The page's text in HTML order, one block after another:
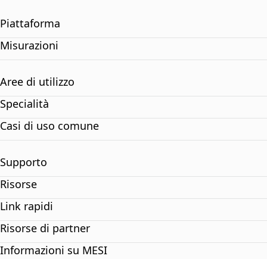
Piattaforma
Misurazioni
Aree di utilizzo
Specialità
Casi di uso comune
Supporto
Risorse
Link rapidi
Risorse di partner
Informazioni su MESI